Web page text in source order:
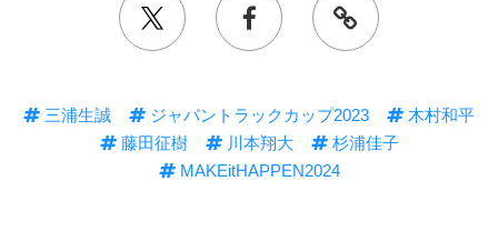
三浦生誠 ジャパントラックカップ2023
木村和平
藤田征樹
川本翔大
杉浦佳子
MAKEitHAPPEN2024